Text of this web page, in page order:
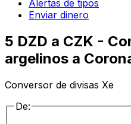
Alertas de tipos
Enviar dinero
5 DZD a CZK -
argelinos a
Conversor de divisas Xe
De: